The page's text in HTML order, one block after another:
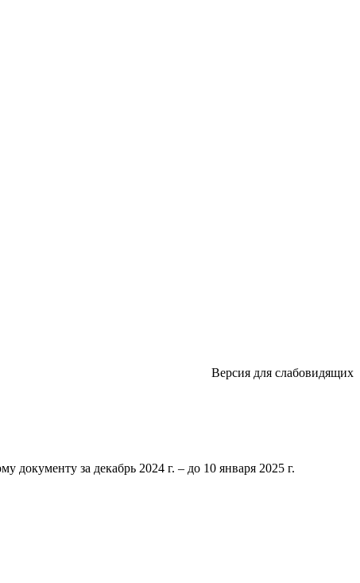
Версия для слабовидящих
документу за декабрь 2024 г. – до 10 января 2025 г.